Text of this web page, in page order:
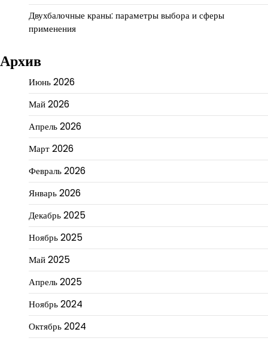
Двухбалочные краны: параметры выбора и сферы
применения
Архив
Июнь 2026
Май 2026
Апрель 2026
Март 2026
Февраль 2026
Январь 2026
Декабрь 2025
Ноябрь 2025
Май 2025
Апрель 2025
Ноябрь 2024
Октябрь 2024